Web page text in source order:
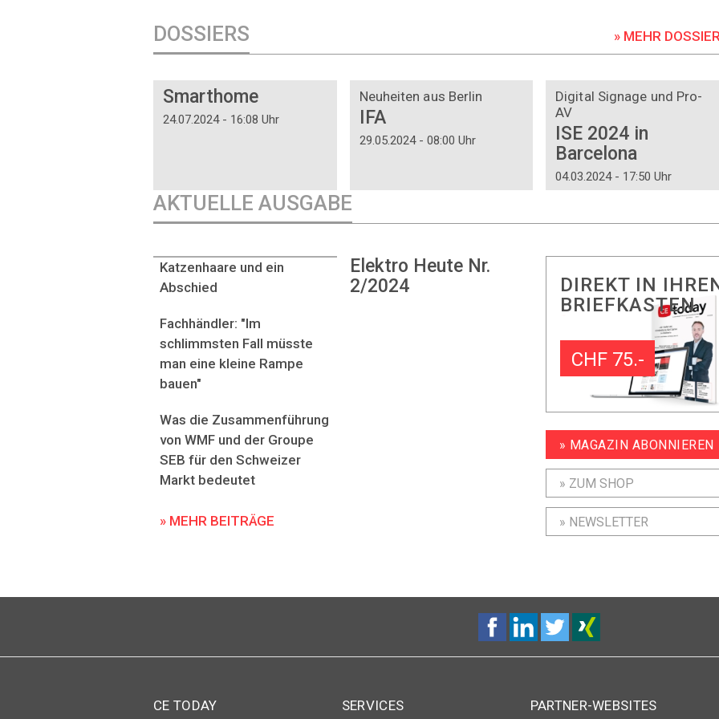
DOSSIERS » MEHR
Smarthome
24.07.2024 - 16:08 Uhr
Neuheiten aus Berlin
IFA
29.05.2024 - 08:00 Uhr
Digital Signage und Pro-
AV
ISE 2024 in
Barcelona
04.03.2024 - 17:50 Uhr
AKTUELLE AUSGABE
Elektro Heute Nr.
2/2024
Katzenhaare und ein
Abschied
Fachhändler: "Im
schlimmsten Fall müsste
man eine kleine Rampe
bauen"
Was die Zusammenführung
von WMF und der Groupe
SEB für den Schweizer
Markt bedeutet
» MEHR BEITRÄGE
DIREKT IN
BRIEFKASTEN
CHF 75.-
» MAGAZIN ABONNIEREN
» ZUM SHOP
» NEWSLETTER
CE TODAY SERVICES PARTNER-WEBSITES